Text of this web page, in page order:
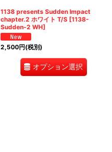
1138 presents Sudden Impact
chapter.2 ホワイト T/S [1138-
Sudden-2 WH]
2,500円(税別)
オプション選択